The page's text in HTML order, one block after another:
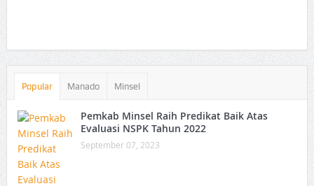
Popular Manado Minsel
Pemkab Minsel Raih Predikat Baik Atas
Evaluasi NSPK Tahun 2022
September 07, 2023